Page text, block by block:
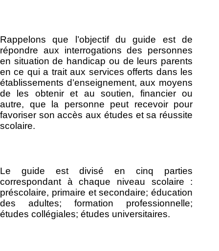
Rappelons que l’objectif du guide est de
répondre aux interrogations des personnes
en situation de handicap ou de leurs parents
en ce qui a trait aux services offerts dans les
établissements d’enseignement, aux moyens
de les obtenir et au soutien, financier ou
autre, que la personne peut recevoir pour
favoriser son accès aux études et sa réussite
scolaire.
Le guide est divisé en cinq parties
correspondant à chaque niveau scolaire :
préscolaire, primaire et secondaire; éducation
des adultes; formation professionnelle;
études collégiales; études universitaires.